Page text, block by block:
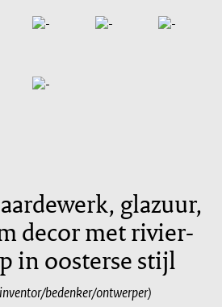
glazuur,
decor met rivier-
in oosterse stijl
bedenker/ontwerper)